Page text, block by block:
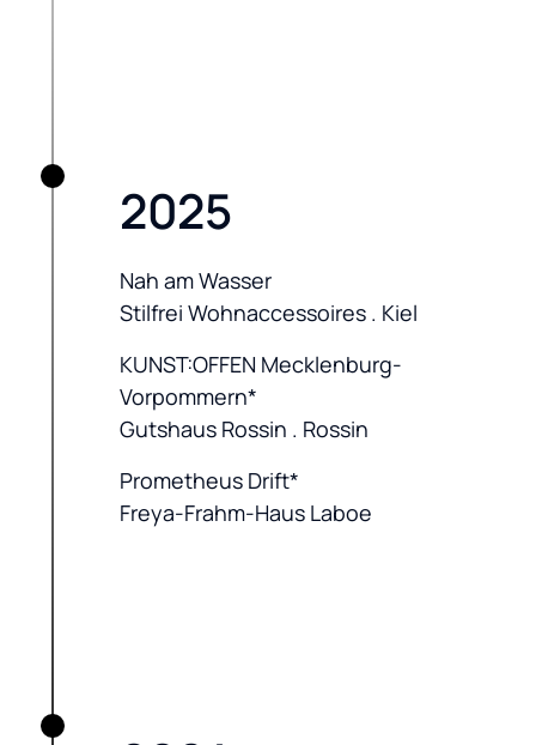
2025
Nah am Wasser
Stilfrei Wohnaccessoires . Kiel
KUNST:OFFEN Mecklenburg-
Vorpommern*
Gutshaus Rossin . Rossin
Prometheus Drift*
Freya-Frahm-Haus Laboe